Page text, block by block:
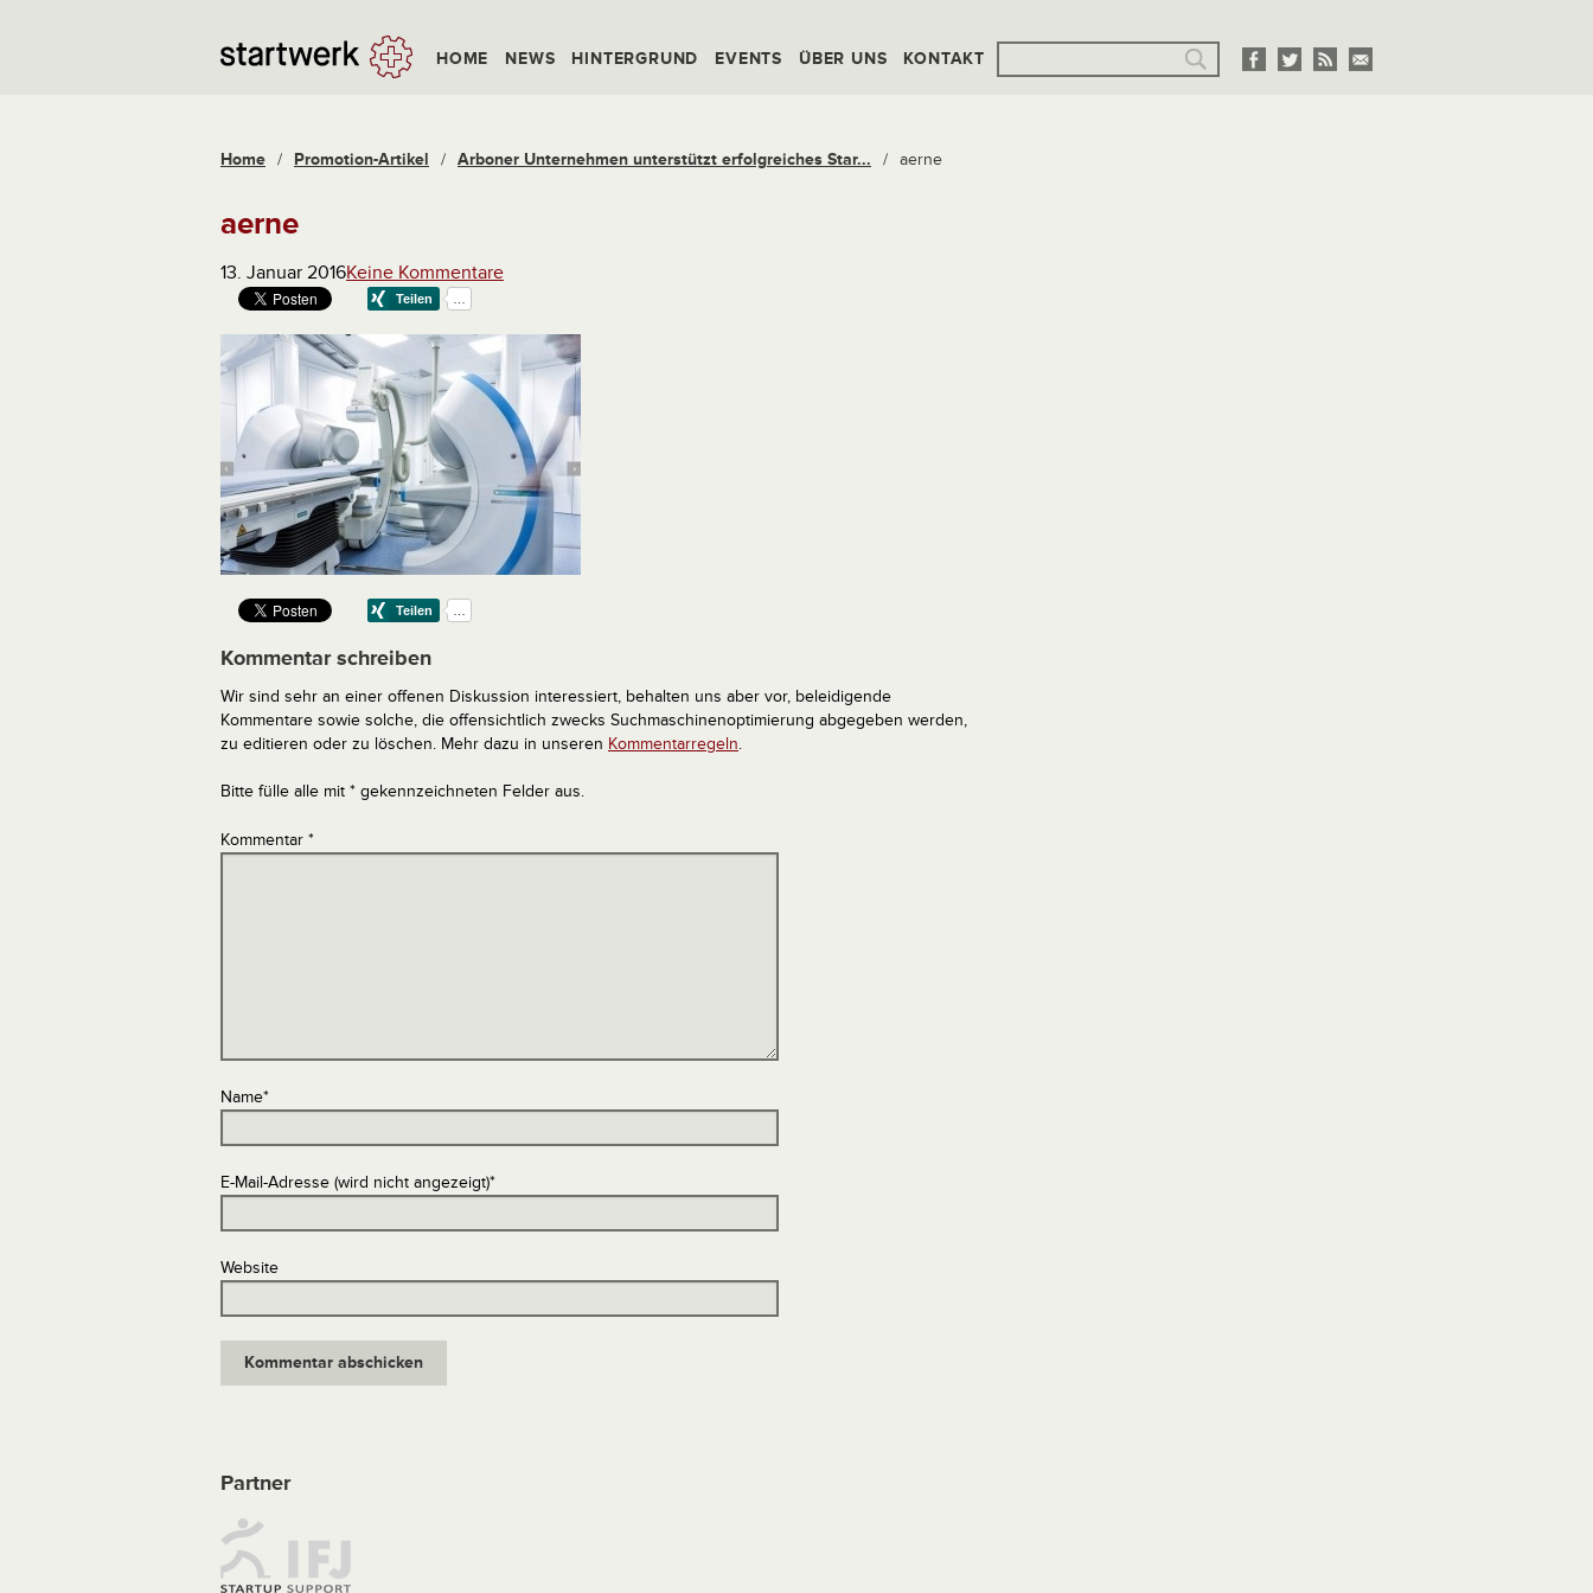
HOME NEWS HINTERGRUND EVENTS ÜBER UNS KONTAKT
Home / Promotion-Artikel / Arboner Unternehmen unterstützt erfolgreiches Star... / aerne
aerne
13. Januar 2016Keine Kommentare
Kommentar schreiben
Wir sind sehr an einer offenen Diskussion interessiert, behalten uns aber vor, beleidigende
Kommentare sowie solche, die offensichtlich zwecks Suchmaschinenoptimierung abgegeben werden,
zu editieren oder zu löschen. Mehr dazu in unseren Kommentarregeln.
Bitte fülle alle mit * gekennzeichneten Felder aus.
Kommentar *
Name*
E-Mail-Adresse (wird nicht angezeigt)*
Website
Partner